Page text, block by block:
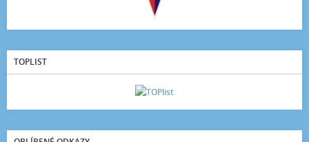
TOPLIST